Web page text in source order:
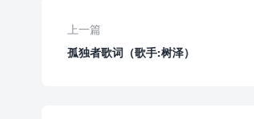
上一篇
孤独者歌词（歌手:树泽）